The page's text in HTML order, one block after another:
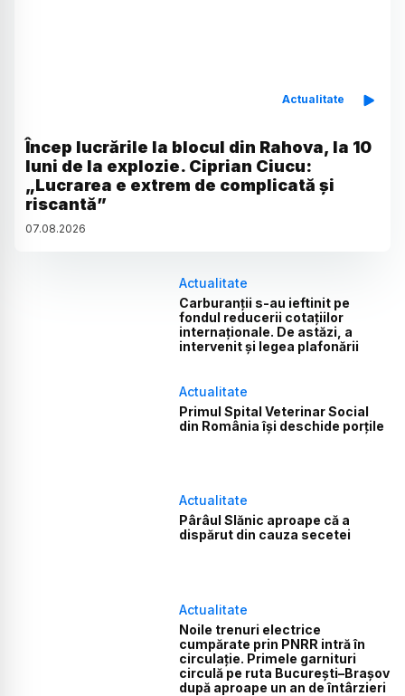
Actualitate
Încep lucrările la blocul din Rahova, la 10
luni de la explozie. Ciprian Ciucu:
„Lucrarea e extrem de complicată și
riscantă”
07.08.2026
Actualitate
Carburanții s-au ieftinit pe
fondul reducerii cotațiilor
internaționale. De astăzi, a
intervenit și legea plafonării
Actualitate
Primul Spital Veterinar Social
din România își deschide porțile
Actualitate
Pârâul Slănic aproape că a
dispărut din cauza secetei
Actualitate
Noile trenuri electrice
cumpărate prin PNRR intră în
circulație. Primele garnituri
circulă pe ruta București–Brașov
după aproape un an de întârzieri